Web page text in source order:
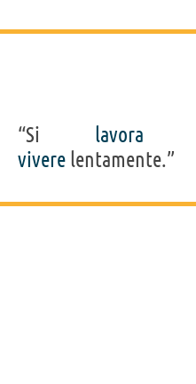
“Si lavora
vivere lentamente.”